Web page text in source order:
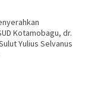
Kotamobagu, dr.
Yulius Selvanus